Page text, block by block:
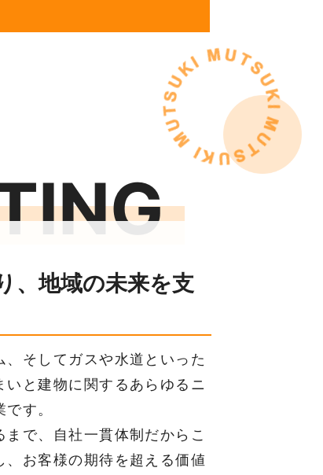
、地域の未来を支
そしてガスや水道といった
と建物に関するあらゆるニ
す。
で、自社一貫体制だからこ
お客様の期待を超える価値